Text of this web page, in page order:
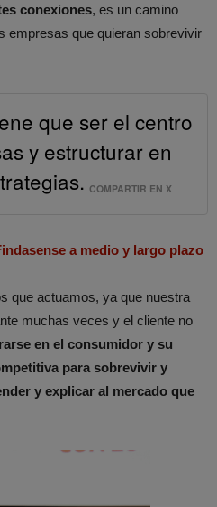
conexiones, es un camino
empresas que quieran sobrevivir
que ser el centro
y estructurar en
COMPARTIR EN X
a medio y largo plazo
que actuamos, ya que nuestra
muchas veces y el cliente no
en el consumidor y su
para sobrevivir y
y explicar al mercado que